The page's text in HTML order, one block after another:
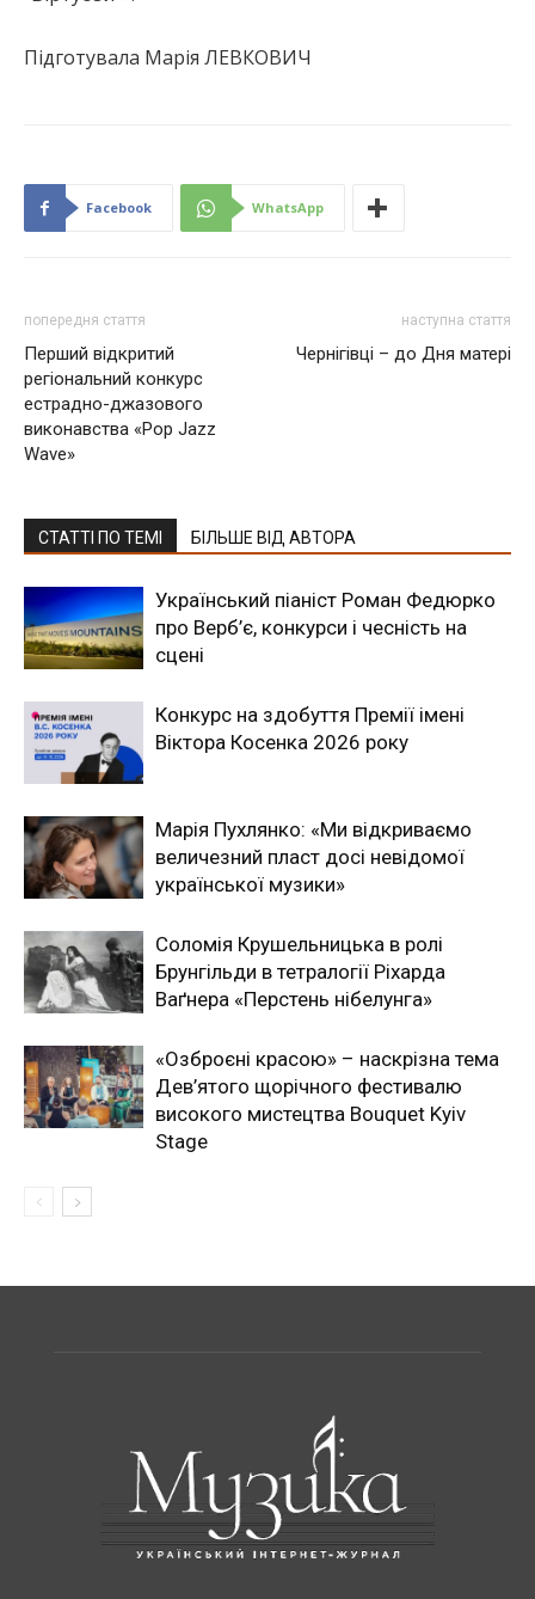
Підготувала Марія ЛЕВКОВИЧ
Facebook WhatsApp
попередня стаття
Перший відкритий
регіональний конкурс
естрадно-джазового
виконавства «Pop Jazz
Wave»
наступна стаття
Чернігівці – до Дня матері
СТАТТІ ПО ТЕМІ БІЛЬШЕ ВІД АВТОРА
Український піаніст Роман Федюрко
про Верб’є, конкурси і чесність на
сцені
Конкурс на здобуття Премії імені
Віктора Косенка 2026 року
Марія Пухлянко: «Ми відкриваємо
величезний пласт досі невідомої
української музики»
Соломія Крушельницька в ролі
Брунгільди в тетралогії Ріхарда
Ваґнера «Перстень нібелунга»
«Озброєні красою» – наскрізна тема
Дев’ятого щорічного фестивалю
високого мистецтва Bouquet Kyiv
Stage